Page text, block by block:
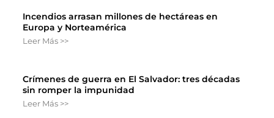
Incendios arrasan millones de hectáreas en
Europa y Norteamérica
Leer Más >>
Crímenes de guerra en El Salvador: tres décadas
sin romper la impunidad
Leer Más >>